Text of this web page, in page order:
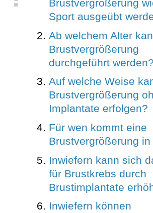
Brustvergrößerung
Sport ausgeübt
Ab welchem Alter
Brustvergrößerung
durchgeführt werden?
Auf welche Weise
Brustvergrößerung
Implantate erfolgen?
Für wen kommt eine
Brustvergrößerung in
Inwiefern kann sich
für Brustkrebs durch
Brustimplantate
Inwiefern können